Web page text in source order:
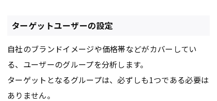
ターゲットユーザーの設定
自社のブランドイメージや価格帯などがカバーしてい
る、ユーザーのグループを分析します。
ターゲットとなるグループは、必ずしも1つである必要は
ありません。